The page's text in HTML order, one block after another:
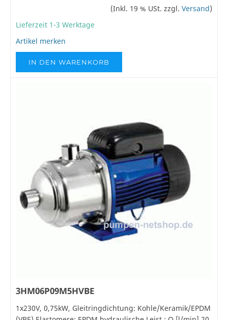
(Inkl. 19 % USt. zzgl. Versand)
Lieferzeit 1-3 Werktage
Artikel merken
IN DEN WARENKORB
3HM06P09M5HVBE
1x230V, 0,75kW, Gleitringdichtung: Kohle/Keramik/EPDM